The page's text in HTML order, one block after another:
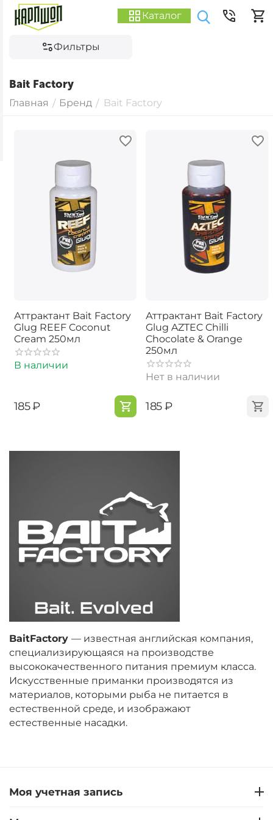
Каталог
Фильтры
Bait Factory
Главная / Бренд / Bait Factory
BaitFactory — известная английская компания,
специализирующаяся на производстве
высококачественного питания премиум класса.
Искусственные приманки производятся из
материалов, которыми рыба не питается в
естественной среде, и изображают
естественные насадки.
Аттрактант Bait Factory
Glug REEF Coconut
Cream 250мл
В наличии
‍185‍₽
Аттрактант Bait Factory
Glug AZTEC Chilli
Chocolate & Orange
250мл
Нет в наличии
‍185‍₽
Моя учетная запись